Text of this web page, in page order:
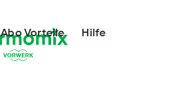
Abo Vorteile Hilfe